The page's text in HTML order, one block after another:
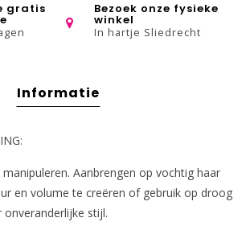
gratis Bezoek onze fysieke
winkel
In hartje Sliedrecht
Informatie
Aanbrengen op vochtig haar
en volume te creëren of gebruik op droog
stijl.